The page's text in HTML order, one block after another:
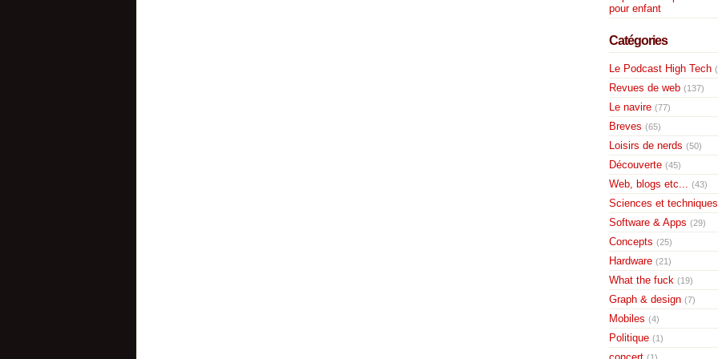
pour enfant
Catégories
Le Podcast High Tech
Revues de web (137)
Le navire (77)
Breves (65)
Loisirs de nerds (50)
Découverte (45)
Web, blogs etc... (43)
Sciences et techniques
Software & Apps (29)
Concepts (25)
Hardware (21)
What the fuck (19)
Graph & design (7)
Mobiles (4)
Politique (1)